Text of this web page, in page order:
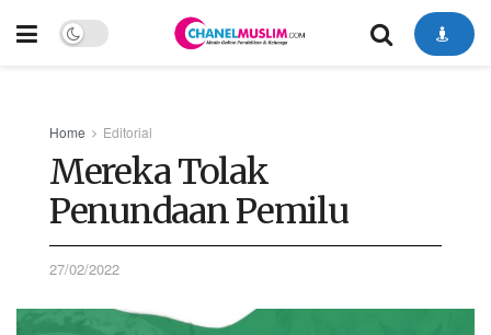
Home Editorial
Mereka Tolak
Penundaan Pemilu
27/02/2022